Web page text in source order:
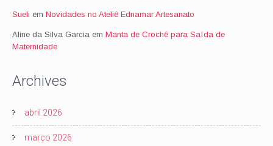
Sueli em Novidades no Ateliê Ednamar Artesanato
Aline da Silva Garcia em Manta de Crochê para Saída de
Maternidade
Archives
abril 2026
março 2026